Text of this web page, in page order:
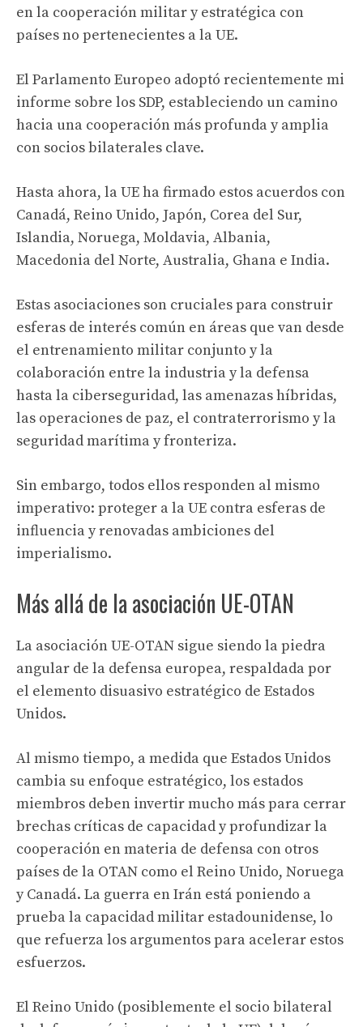
en la cooperación militar y estratégica con
países no pertenecientes a la UE.
El Parlamento Europeo adoptó recientemente mi
informe sobre los SDP, estableciendo un camino
hacia una cooperación más profunda y amplia
con socios bilaterales clave.
Hasta ahora, la UE ha firmado estos acuerdos con
Canadá, Reino Unido, Japón, Corea del Sur,
Islandia, Noruega, Moldavia, Albania,
Macedonia del Norte, Australia, Ghana e India.
Estas asociaciones son cruciales para construir
esferas de interés común en áreas que van desde
el entrenamiento militar conjunto y la
colaboración entre la industria y la defensa
hasta la ciberseguridad, las amenazas híbridas,
las operaciones de paz, el contraterrorismo y la
seguridad marítima y fronteriza.
Sin embargo, todos ellos responden al mismo
imperativo: proteger a la UE contra esferas de
influencia y renovadas ambiciones del
imperialismo.
Más allá de la asociación UE-OTAN
La asociación UE-OTAN sigue siendo la piedra
angular de la defensa europea, respaldada por
el elemento disuasivo estratégico de Estados
Unidos.
Al mismo tiempo, a medida que Estados Unidos
cambia su enfoque estratégico, los estados
miembros deben invertir mucho más para cerrar
brechas críticas de capacidad y profundizar la
cooperación en materia de defensa con otros
países de la OTAN como el Reino Unido, Noruega
y Canadá. La guerra en Irán está poniendo a
prueba la capacidad militar estadounidense, lo
que refuerza los argumentos para acelerar estos
esfuerzos.
El Reino Unido (posiblemente el socio bilateral